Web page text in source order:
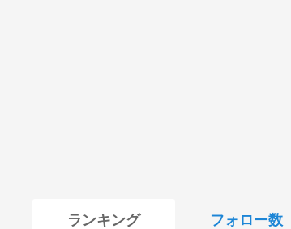
ランキング フォロー数